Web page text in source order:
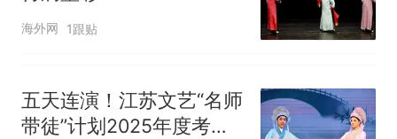
海外网 1跟贴
五天连演！江苏文艺“名师
带徒”计划2025年度考评